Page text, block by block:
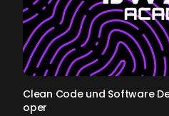
Cle­an Code und Soft­ware
oper